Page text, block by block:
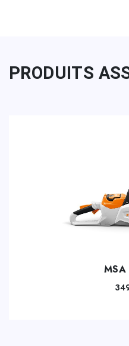
PRODUITS